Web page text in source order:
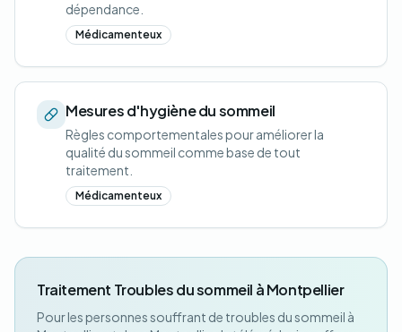
dépendance.
Médicamenteux
Mesures d'hygiène du sommeil
Règles comportementales pour améliorer la
qualité du sommeil comme base de tout
traitement.
Médicamenteux
Traitement Troubles du sommeil à Montpellier
Pour les personnes souffrant de troubles du sommeil à